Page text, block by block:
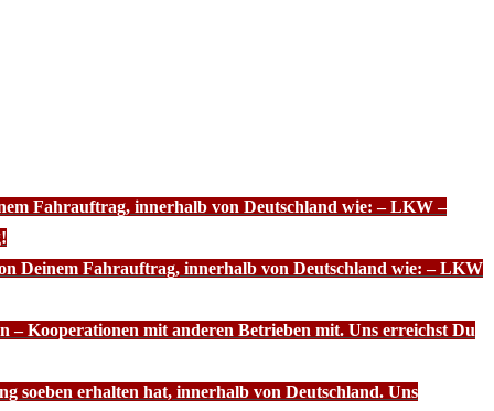
Fahrauftrag, innerhalb von Deutschland wie: – LKW –
Deinem Fahrauftrag, innerhalb von Deutschland wie: – LKW
– Kooperationen mit anderen Betrieben mit. Uns erreichst Du
soeben erhalten hat, innerhalb von Deutschland. Uns